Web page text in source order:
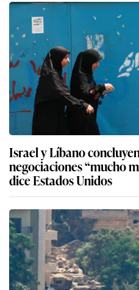
Israel y Líbano
negociaciones “mucho
dice Estados Unidos